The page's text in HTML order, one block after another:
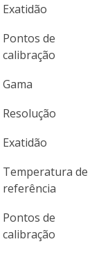
Exatidão
Pontos de
calibração
Gama
Resolução
Exatidão
Temperatura de
referência
Pontos de
calibração